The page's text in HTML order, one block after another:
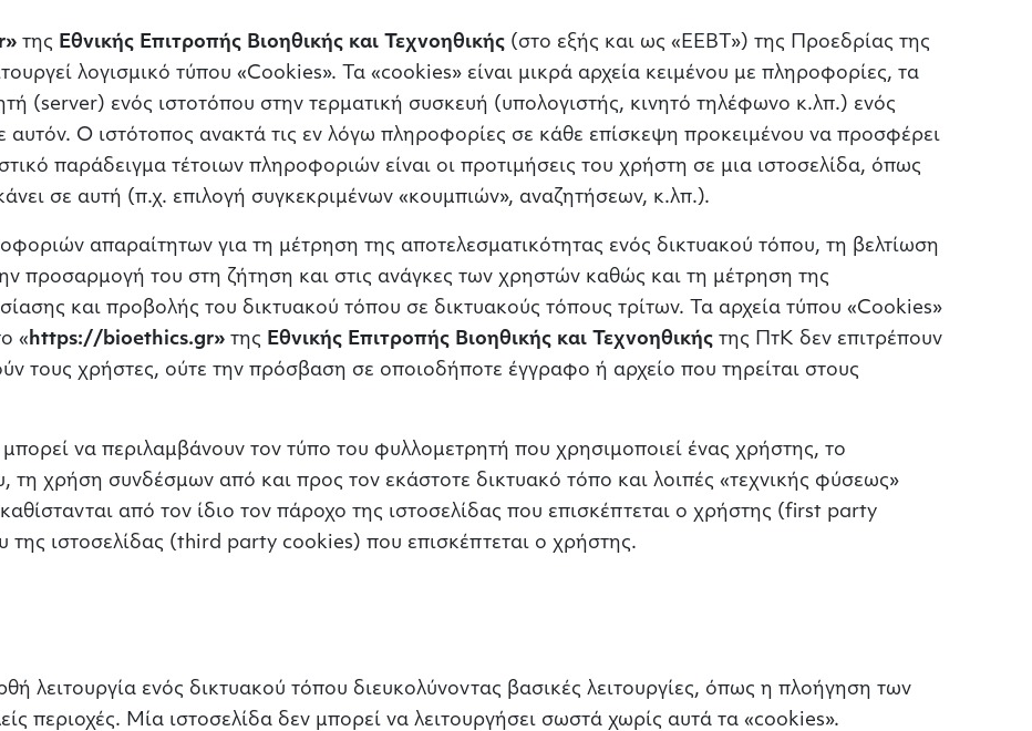
της Εθνικής Επιτροπής Βιοηθικής και Τεχνοηθικής (στο εξής και ως «ΕΕΒΤ») της Προεδρίας της
λογισμικό τύπου «Cookies». Τα «cookies» είναι μικρά αρχεία κειμένου με πληροφορίες, τα
(server) ενός ιστοτόπου στην τερματική συσκευή (υπολογιστής, κινητό τηλέφωνο κ.λπ.) ενός
Ο ιστότοπος ανακτά τις εν λόγω πληροφορίες σε κάθε επίσκεψη προκειμένου να προσφέρει
παράδειγμα τέτοιων πληροφοριών είναι οι προτιμήσεις του χρήστη σε μια ιστοσελίδα, όπως
σε αυτή (π.χ. επιλογή συγκεκριμένων «κουμπιών», αναζητήσεων, κ.λπ.).
απαραίτητων για τη μέτρηση της αποτελεσματικότητας ενός δικτυακού τόπου, τη βελτίωση
προσαρμογή του στη ζήτηση και στις ανάγκες των χρηστών καθώς και τη μέτρηση της
και προβολής του δικτυακού τόπου σε δικτυακούς τόπους τρίτων. Τα αρχεία τύπου «Cookies»
« https://bioethics.gr» της Εθνικής Επιτροπής Βιοηθικής και Τεχνοηθικής της ΠτΚ δεν επιτρέπουν
τους χρήστες, ούτε την πρόσβαση σε οποιοδήποτε έγγραφο ή αρχείο που τηρείται στους
μπορεί να περιλαμβάνουν τον τύπο του φυλλομετρητή που χρησιμοποιεί ένας χρήστης, το
τη χρήση συνδέσμων από και προς τον εκάστοτε δικτυακό τόπο και λοιπές «τεχνικής φύσεως»
από τον ίδιο τον πάροχο της ιστοσελίδας που επισκέπτεται ο χρήστης (first party
ιστοσελίδας (third party cookies) που επισκέπτεται ο χρήστης.
λειτουργία ενός δικτυακού τόπου διευκολύνοντας βασικές λειτουργίες, όπως η πλοήγηση των
περιοχές. Μία ιστοσελίδα δεν μπορεί να λειτουργήσει σωστά χωρίς αυτά τα «cookies».